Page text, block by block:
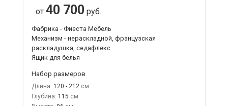
от 40 700 руб.
Фабрика - Фиеста Мебель
Механизм - нераскладной, французская
раскладушка, седафлекс
Ящик для белья
Набор размеров
Длина: 120 - 212
Глубина: 115